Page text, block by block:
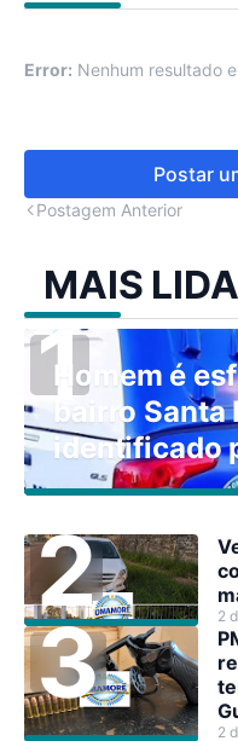
Error: Nenhum resultado
Postar
Postagem Anterior
MAIS
Homem é
bairro Santa
identificado
2
2